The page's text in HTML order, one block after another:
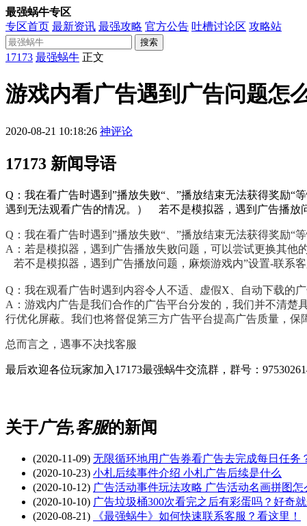
最强蜗牛专区
专区首页 最新资讯 最强攻略 官方公告 吐槽讨论区 攻略站
搜索
17173 最强蜗牛 正文
游戏内看广告遇到广告问题怎
2020-08-21 10:18:26 神评论
17173 新闻导语
Q：我在看广告时遇到”播放失败“、”播放结束无法获得奖励
遇到无法观看广告的情况。） 若不是模拟器，遇到广告播放
Q：我在看广告时遇到”播放失败“、”播放结束无法获得奖励“
A：若是模拟器，遇到广告播放失败问题，可以尝试更换其他
若不是模拟器，遇到广告播放问题，麻烦游戏内”设置-联系
Q：我在观看广告时遇到内容令人不适、虚假X、自动下载的
A：游戏内广告是我们合作的广告平台分发的，我们并不清楚
行优化屏蔽。我们也将督促第三方广告平台提高广告质量，保
总而言之，遇事不决找客服
最后欢迎各位玩家加入17173最强蜗牛交流群，群号：
关于广告,客服的新闻
(2020-11-09) 无限循环地用广告券看广告去完成每日任务
(2020-10-23) 小札后续事件介绍 小札广告后续是什么
(2020-10-12) 广告活动事件玩法攻略 广告活动名画拼图怎
(2020-10-10) 广告垃圾桶300次看完之后有彩蛋吗？好奇就
(2020-08-21)
《最强蜗牛》如何快速联系客服？看这里！